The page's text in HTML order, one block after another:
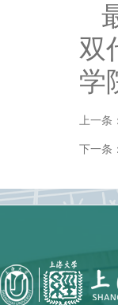
双
学
上一条：
下一条：